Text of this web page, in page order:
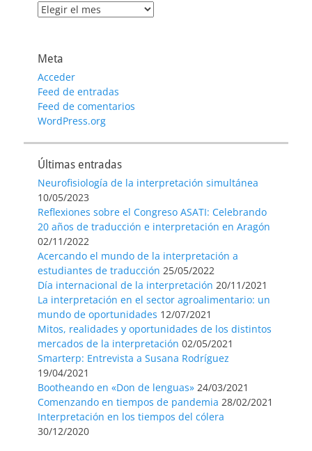
Archivo
Meta
Acceder
Feed de entradas
Feed de comentarios
WordPress.org
Últimas entradas
Neurofisiología de la interpretación simultánea
10/05/2023
Reflexiones sobre el Congreso ASATI: Celebrando
20 años de traducción e interpretación en Aragón
02/11/2022
Acercando el mundo de la interpretación a
estudiantes de traducción 25/05/2022
Día internacional de la interpretación 20/11/2021
La interpretación en el sector agroalimentario: un
mundo de oportunidades 12/07/2021
Mitos, realidades y oportunidades de los distintos
mercados de la interpretación 02/05/2021
Smarterp: Entrevista a Susana Rodríguez
19/04/2021
Bootheando en «Don de lenguas» 24/03/2021
Comenzando en tiempos de pandemia 28/02/2021
Interpretación en los tiempos del cólera
30/12/2020